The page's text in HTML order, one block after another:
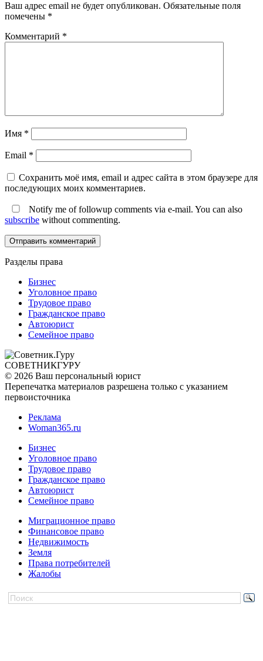
Ваш адрес email не будет опубликован. Обязательные поля
помечены *
Комментарий *
Имя *
Email *
Сохранить моё имя, email и адрес сайта в этом браузере для
последующих моих комментариев.
Notify me of followup comments via e-mail. You can also
subscribe without commenting.
Разделы права
Бизнес
Уголовное право
Трудовое право
Гражданское право
Автоюрист
Семейное право
СОВЕТНИКГУРУ
© 2026 Ваш персональный юрист
Перепечатка материалов разрешена только с указанием
первоисточника
Реклама
Woman365.ru
Бизнес
Уголовное право
Трудовое право
Гражданское право
Автоюрист
Семейное право
Миграционное право
Финансовое право
Недвижимость
Земля
Права потребителей
Жалобы